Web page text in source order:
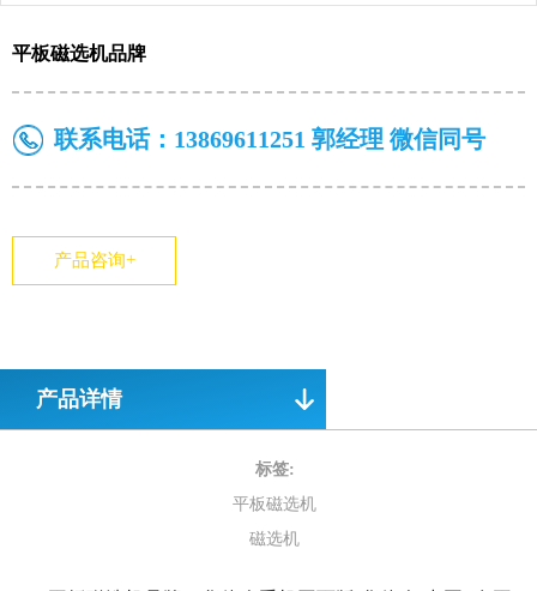
平板磁选机品牌
联系电话： 13869611251 郭经理 微信同号
产品咨询+
产品详情
标签:
平板磁选机
磁选机